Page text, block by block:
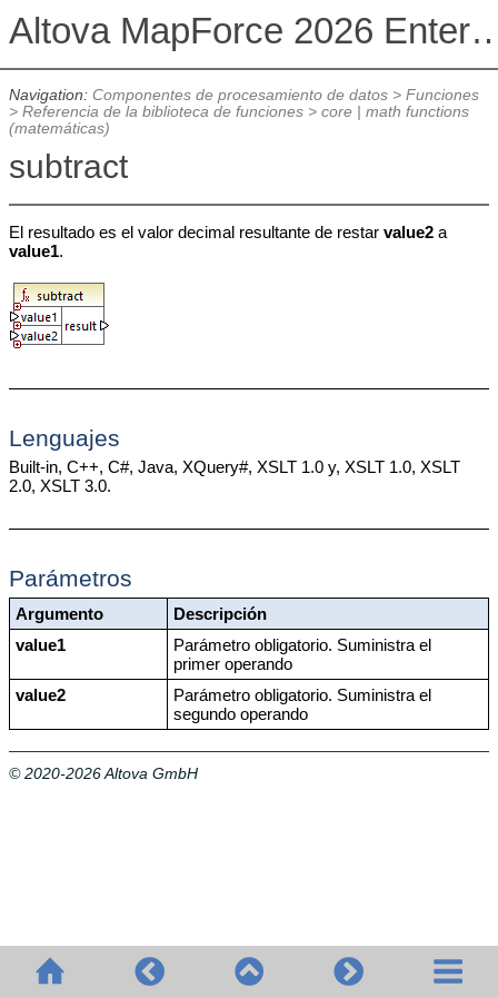
Altova MapForce 2026
Navigation: Componentes de procesamiento de datos> Funciones
> Referencia de la biblioteca de funciones> core | math functions
(matemáticas)
subtract
El resultado es el valor decimal resultante de restar value2a
value1.
Lenguajes
Built-in, C++, C#, Java, XQuery#, XSLT 1.0 y, XSLT 1.0, XSLT
2.0, XSLT 3.0.
Parámetros
Argumento
Descripción
value1
Parámetro obligatorio. Suministra el
primer operando
value2
Parámetro obligatorio. Suministra el
segundo operando
© 2020-2026 Altova GmbH